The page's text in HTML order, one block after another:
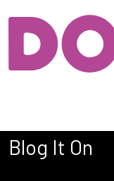
Blog It On